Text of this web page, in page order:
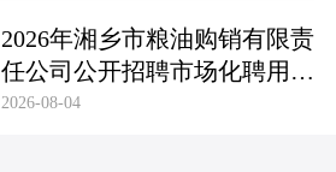
2026年湘乡市粮油购销有限责
任公司公开招聘市场化聘用工
作人员笔试成绩公布及成绩复
2026-08-04